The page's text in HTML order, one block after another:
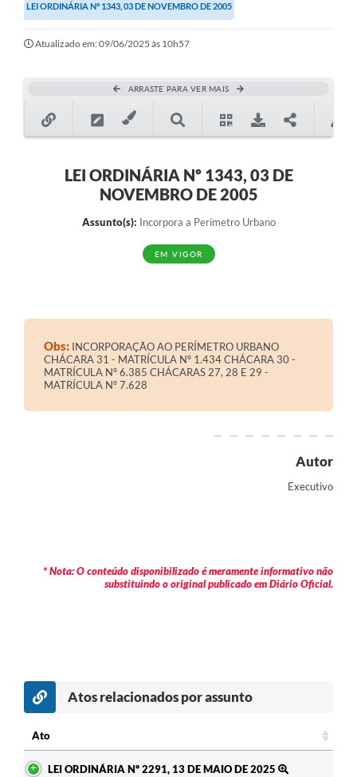
Editais
Covid-19 / Vacinação
Secretarias
A Prefeitura
Arquivos para Download
Contas Públicas
LEI ORDINÁRIA Nº 1343, 03 DE NOVEMBRO DE 2005
Atualizado em: 09/06/2025 às 10h57
ARRASTE PARA VER MAIS
LEI ORDINÁRIA Nº 1343, 03 DE
NOVEMBRO DE 2005
Assunto(s): Incorpora a Perímetro Urbano
EM VIGOR
Obs: INCORPORAÇÃO AO PERÍMETRO URBANO
CHÁCARA 31 - MATRÍCULA Nº 1.434 CHÁCARA 30 -
MATRÍCULA Nº 6.385 CHÁCARAS 27, 28 E 29 -
MATRÍCULA Nº 7.628
Autor
Executivo
* Nota: O conteúdo disponibilizado é meramente informativo não
substituindo o original publicado em Diário Oficial.
Atos relacionados por assunto
Ato
LEI ORDINÁRIA Nº 2291, 13 DE MAIO DE 2025